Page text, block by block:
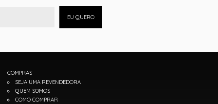
EU QUERO
COMPRAS
SEJA UMA REVENDEDORA
QUEM SOMOS
COMO COMPRAR